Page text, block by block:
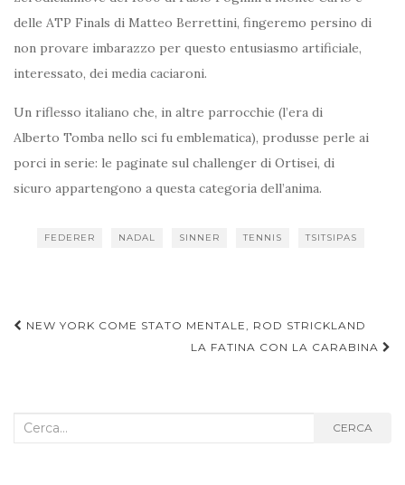
delle ATP Finals di Matteo Berrettini, fingeremo persino di
non provare imbarazzo per questo entusiasmo artificiale,
interessato, dei media caciaroni.
Un riflesso italiano che, in altre parrocchie (l’era di
Alberto Tomba nello sci fu emblematica), produsse perle ai
porci in serie: le paginate sul challenger di Ortisei, di
sicuro appartengono a questa categoria dell’anima.
FEDERER NADAL SINNER TENNIS TSITSIPAS
Navigazione
NEW YORK COME STATO MENTALE, ROD STRICKLAND
LA FATINA CON LA CARABINA
Cerca
CERCA